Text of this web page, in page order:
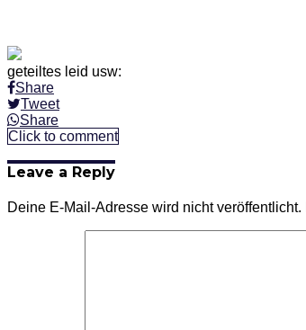
geteiltes leid usw:
Share
Tweet
Share
Click to comment
Leave a Reply
Deine E-Mail-Adresse wird nicht veröffentlicht.